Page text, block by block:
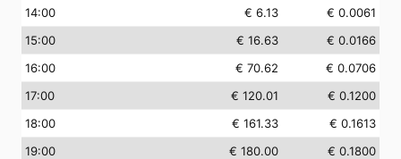
14:00 € 6.13
€ 0.0061
15:00 € 16.63
€ 0.0166
16:00 € 70.62
€ 0.0706
17:00 € 120.01
€ 0.1200
18:00 € 161.33
€ 0.1613
19:00 € 180.00
€ 0.1800